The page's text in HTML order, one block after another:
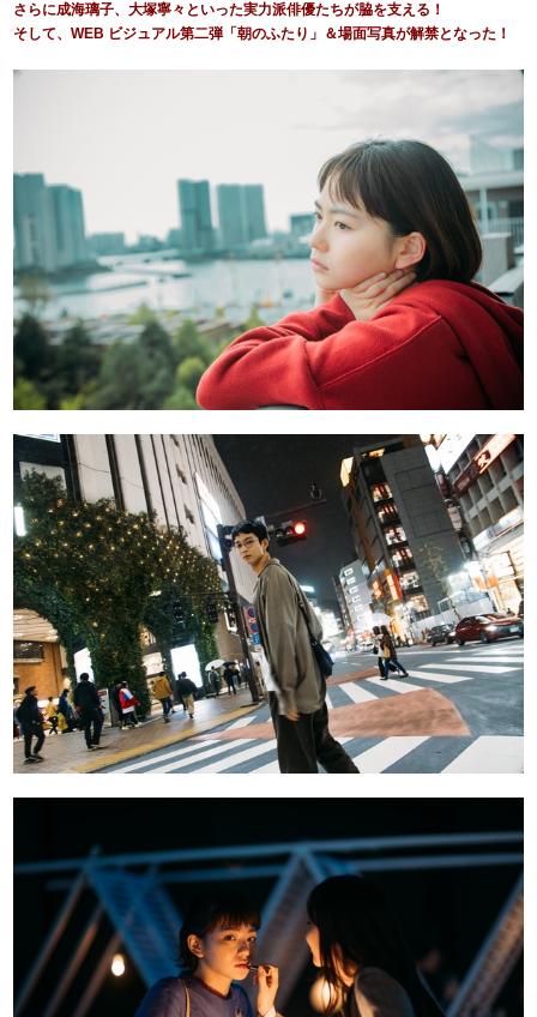
さらに成海璃子、大塚寧々といった実力派俳優たちが脇を支える！
そして、WEB ビジュアル第二弾「朝のふたり」＆場面写真が解禁となった！